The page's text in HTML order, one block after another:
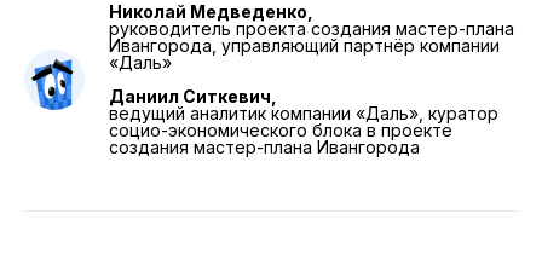
Николай Медведенко,
руководитель проекта создания мастер-плана
Ивангорода, управляющий партнёр компании
«Даль»
Даниил Ситкевич,
ведущий аналитик компании «Даль», куратор
социо-экономического блока в проекте
создания мастер-плана Ивангорода